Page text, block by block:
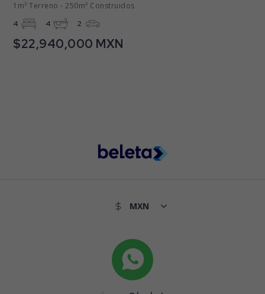
1m² Terreno - 250m² Construidos
4 4 2
$22,940,000 MXN
Puerto Cancun 1 , Zona Hotelera , 77500 Benito
Juárez, Quintana Roo, México